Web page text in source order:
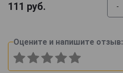
111 руб. -
Оцените и напишите отзыв: